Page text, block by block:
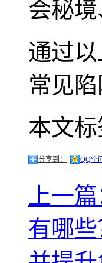
会秘
通过
常见
本文标
分享到： QQ空
上一
有哪些